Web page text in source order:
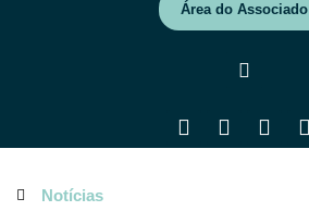
Área do Associado
Notícias